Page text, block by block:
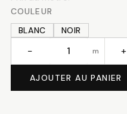
COULEUR
BLANC
NOIR
Frange
− m +
AJOUTER AU PANIER